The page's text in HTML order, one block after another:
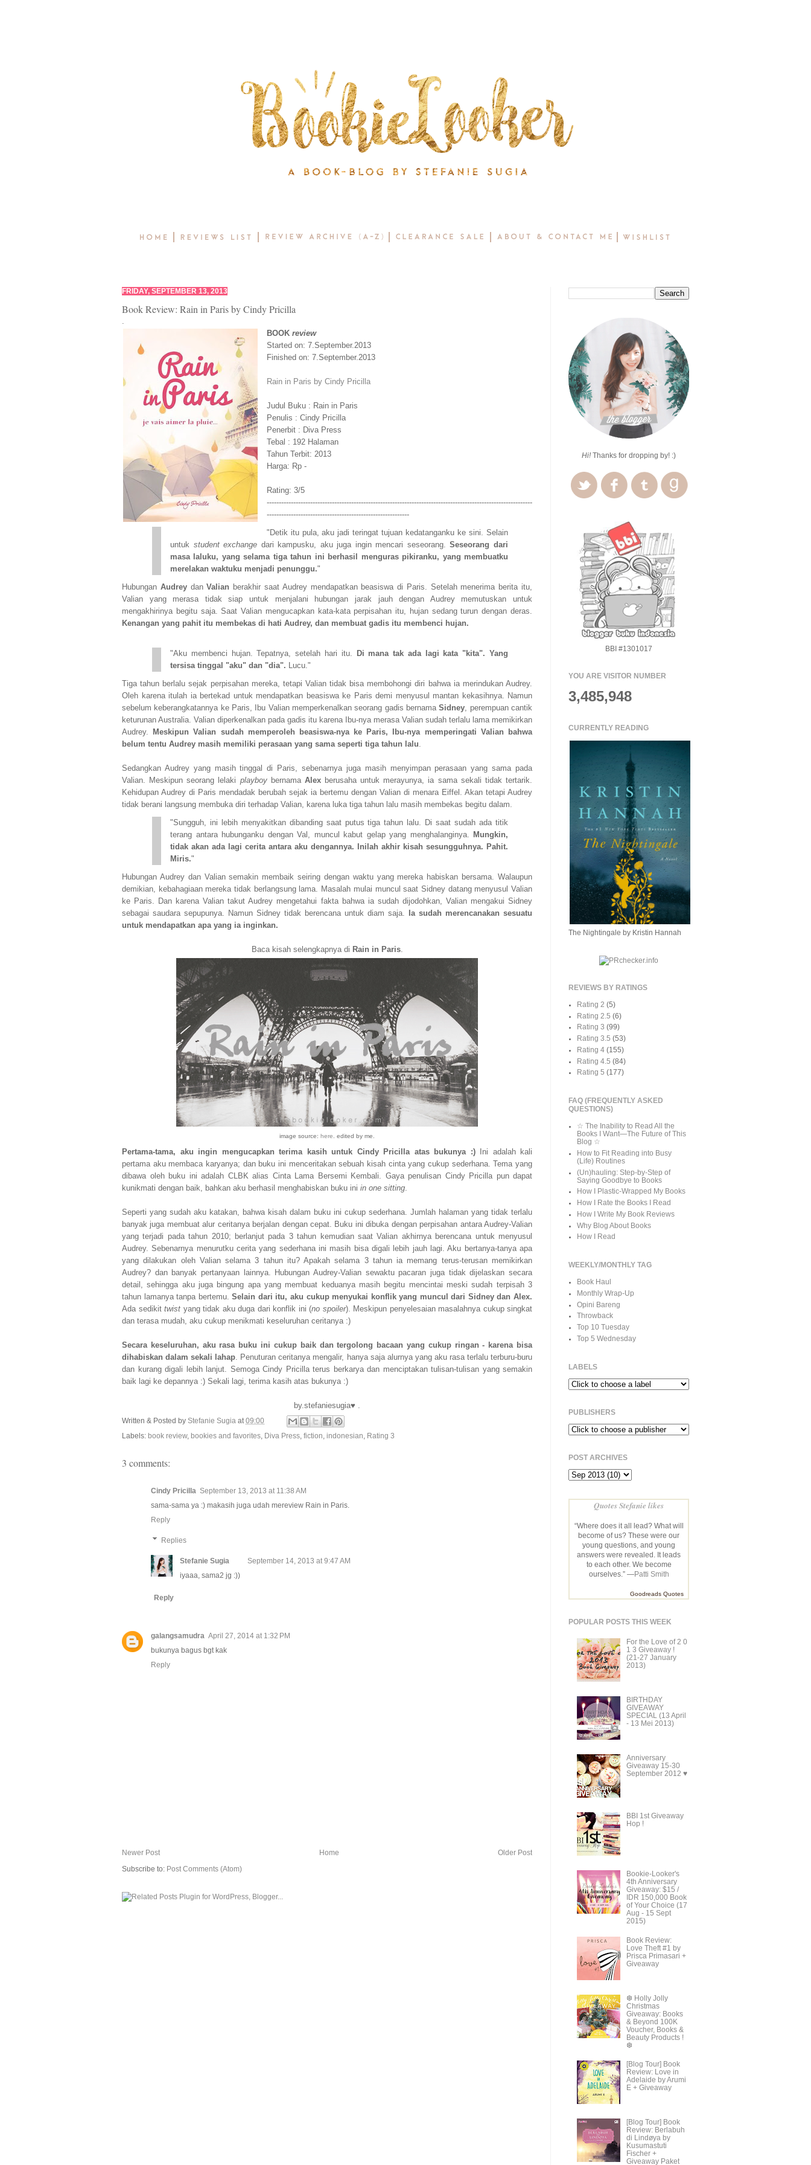
FRIDAY, SEPTEMBER 13, 2013
Book Review: Rain in Paris by Cindy Pricilla
.
BOOK review
Started on: 7.September.2013
Finished on: 7.September.2013
Rain in Paris by Cindy Pricilla
Judul Buku : Rain in Paris
Penulis : Cindy Pricilla
Penerbit : Diva Press
Tebal : 192 Halaman
Tahun Terbit: 2013
Harga: Rp -
Rating: 3/5
--------------------------------------------------------------------------------------------------------------
-----------------------------------------------------------
"Detik itu pula, aku jadi teringat tujuan kedatanganku ke sini. Selain
untuk student exchange dari kampusku, aku juga ingin mencari seseorang.Seseorang dari
masa laluku, yang selama tiga tahun ini berhasil menguras pikiranku, yang membuatku
merelakan waktuku menjadi penunggu."
Hubungan AudreydanValian berakhir saat Audrey mendapatkan beasiswa di Paris. Setelah menerima berita itu,
Valian yang merasa tidak siap untuk menjalani hubungan jarak jauh dengan Audrey memutuskan untuk
mengakhirinya begitu saja. Saat Valian mengucapkan kata-kata perpisahan itu, hujan sedang turun dengan deras.
Kenangan yang pahit itu membekas di hati Audrey, dan membuat gadis itu membenci hujan.
"Aku membenci hujan. Tepatnya, setelah hari itu.
Di mana tak ada lagi kata "kita". Yang
tersisa tinggal "aku" dan "dia". Lucu."
Tiga tahun berlalu sejak perpisahan mereka, tetapi Valian tidak bisa membohongi diri bahwa ia merindukan Audrey.
Oleh karena itulah ia bertekad untuk mendapatkan beasiswa ke Paris demi menyusul mantan kekasihnya. Namun
sebelum keberangkatannya ke Paris, Ibu Valian memperkenalkan seorang gadis bernamaSidney, perempuan cantik
keturunan Australia. Valian diperkenalkan pada gadis itu karena Ibu-nya merasa Valian sudah terlalu lama memikirkan
Audrey.
Meskipun Valian sudah memperoleh beasiswa-nya ke Paris, Ibu-nya memperingati Valian bahwa
belum tentu Audrey masih memiliki perasaan yang sama seperti tiga tahun lalu.
Sedangkan Audrey yang masih tinggal di Paris, sebenarnya juga masih menyimpan perasaan yang sama pada
Valian. Meskipun seorang lelaki playboy bernama Alex berusaha untuk merayunya, ia sama sekali tidak tertarik.
Kehidupan Audrey di Paris mendadak berubah sejak ia bertemu dengan Valian di menara Eiffel. Akan tetapi Audrey
tidak berani langsung membuka diri terhadap Valian, karena luka tiga tahun lalu masih membekas begitu dalam.
"Sungguh, ini lebih menyakitkan dibanding saat putus tiga tahun lalu. Di saat sudah ada titik
terang antara hubunganku dengan Val, muncul kabut gelap yang menghalanginya.
Mungkin,
tidak akan ada lagi cerita antara aku dengannya. Inilah akhir kisah sesungguhnya. Pahit.
Miris."
Hubungan Audrey dan Valian semakin membaik seiring dengan waktu yang mereka habiskan bersama. Walaupun
demikian, kebahagiaan mereka tidak berlangsung lama. Masalah mulai muncul saat Sidney datang menyusul Valian
ke Paris. Dan karena Valian takut Audrey mengetahui fakta bahwa ia sudah dijodohkan, Valian mengakui Sidney
sebagai saudara sepupunya. Namun Sidney tidak berencana untuk diam saja.
Ia sudah merencanakan sesuatu
untuk mendapatkan apa yang ia inginkan.
Baca kisah selengkapnya di Rain in Paris.
image source: here . edited by me.
Pertama-tama, aku ingin mengucapkan terima kasih untuk Cindy Pricilla atas bukunya :)Ini adalah kali
pertama aku membaca karyanya; dan buku ini menceritakan sebuah kisah cinta yang cukup sederhana. Tema yang
dibawa oleh buku ini adalah CLBK alias Cinta Lama Bersemi Kembali. Gaya penulisan Cindy Pricilla pun dapat
kunikmati dengan baik, bahkan aku berhasil menghabiskan buku ini in one sitting.
Seperti yang sudah aku katakan, bahwa kisah dalam buku ini cukup sederhana. Jumlah halaman yang tidak terlalu
banyak juga membuat alur ceritanya berjalan dengan cepat. Buku ini dibuka dengan perpisahan antara Audrey-Valian
yang terjadi pada tahun 2010; berlanjut pada 3 tahun kemudian saat Valian akhirnya berencana untuk menyusul
Audrey. Sebenarnya menurutku cerita yang sederhana ini masih bisa digali lebih jauh lagi. Aku bertanya-tanya apa
yang dilakukan oleh Valian selama 3 tahun itu? Apakah selama 3 tahun ia memang terus-terusan memikirkan
Audrey? dan banyak pertanyaan lainnya. Hubungan Audrey-Valian sewaktu pacaran juga tidak dijelaskan secara
detail, sehingga aku juga bingung apa yang membuat keduanya masih begitu mencintai meski sudah terpisah 3
tahun lamanya tanpa bertemu.Selain dari itu, aku cukup menyukai konflik yang muncul dari Sidney dan Alex.
Ada sedikittwist yang tidak aku duga dari konflik ini (no spoiler). Meskipun penyelesaian masalahnya cukup singkat
dan terasa mudah, aku cukup menikmati keseluruhan ceritanya :)
Secara keseluruhan, aku rasa buku ini cukup baik dan tergolong bacaan yang cukup ringan - karena bisa
dihabiskan dalam sekali lahap. Penuturan ceritanya mengalir, hanya saja alurnya yang aku rasa terlalu terburu-buru
dan kurang digali lebih lanjut. Semoga Cindy Pricilla terus berkarya dan menciptakan tulisan-tulisan yang semakin
baik lagi ke depannya :) Sekali lagi, terima kasih atas bukunya :)
by.stefaniesugia♥ .
Written & Posted by Stefanie Sugia at 09:00
Labels: book review, bookies and favorites Diva Press fiction indonesian Rating 3
3 comments:
Cindy Pricilla
September 13, 2013 at 11:38 AM
sama-sama ya :) makasih juga udah mereview Rain in Paris.
Reply
Replies
Stefanie Sugia
September 14, 2013 at 9:47 AM
iyaaa, sama2 jg :))
Reply
galangsamudra April 27, 2014 at 1:32 PM
bukunya bagus bgt kak
Reply
Newer Post Older Post
Home
Subscribe to: Post Comments (Atom)
Hi! Thanks for dropping by! :)
BBI #1301017
YOU ARE VISITOR NUMBER
3,485,948
CURRENTLY READING
The Nightingale by Kristin Hannah
REVIEWS BY RATINGS
Rating 2 (5)
Rating 2.5 (6)
Rating 3 (99)
Rating 3.5 (53)
Rating 4 (155)
Rating 4.5 (84)
Rating 5 (177)
FAQ (FREQUENTLY ASKED
QUESTIONS)
☆ The Inability to Read All the
Books I Want—The Future of This
Blog ☆
How to Fit Reading into Busy
(Life) Routines
(Un)hauling: Step-by-Step of
Saying Goodbye to Books
How I Plastic-Wrapped My Books
How I Rate the Books I Read
How I Write My Book Reviews
Why Blog About Books
How I Read
WEEKLY/MONTHLY TAG
Book Haul
Monthly Wrap-Up
Opini Bareng
Throwback
Top 10 Tuesday
Top 5 Wednesday
LABELS
PUBLISHERS
POST ARCHIVES
Quotes Stefanie likes
“Where does it all lead? What will
become of us? These were our
young questions, and young
answers were revealed. It leads
to each other. We become
ourselves.” —Patti Smith
Goodreads Quotes
POPULAR POSTS THIS WEEK
For the Love of 2 0
1 3 Giveaway !
(21-27 January
2013)
BIRTHDAY
GIVEAWAY
SPECIAL (13 April
- 13 Mei 2013)
Anniversary
Giveaway 15-30
September 2012 ♥
BBI 1st Giveaway
Hop !
Bookie-Looker's
4th Anniversary
Giveaway: $15 /
IDR 150,000 Book
of Your Choice (17
Aug - 15 Sept
2015)
Book Review:
Love Theft #1 by
Prisca Primasari +
Giveaway
❆ Holly Jolly
Christmas
Giveaway: Books
& Beyond 100K
Voucher, Books &
Beauty Products !
❆
[Blog Tour] Book
Review: Love in
Adelaide by Arumi
E + Giveaway
[Blog Tour] Book
Review: Berlabuh
di Lindøya by
Kusumastuti
Fischer +
Giveaway Paket